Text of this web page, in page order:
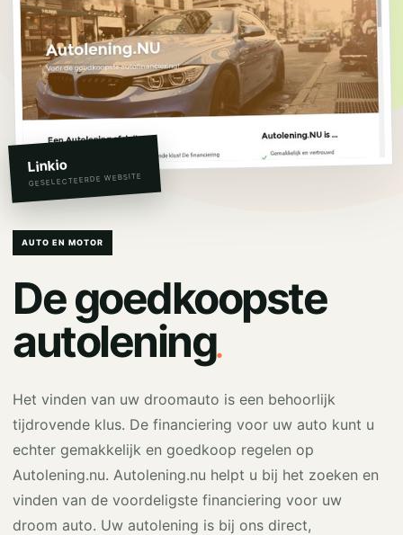
Linkio
GESELECTEERDE WEBSITE
AUTO EN MOTOR
De goedkoopste
autolening.
Het vinden van uw droomauto is een behoorlijk
tijdrovende klus. De financiering voor uw auto kunt u
echter gemakkelijk en goedkoop regelen op
Autolening.nu. Autolening.nu helpt u bij het zoeken en
vinden van de voordeligste financiering voor uw
droom auto. Uw autolening is bij ons direct,